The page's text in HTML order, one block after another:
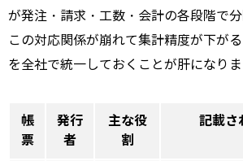
が発注・請求・工数・会計の各段階で分
この対応関係が崩れて集計精度が下が
を全社で統一しておくことが肝になりま
帳
票
発行
者
主な役
割
記載さ